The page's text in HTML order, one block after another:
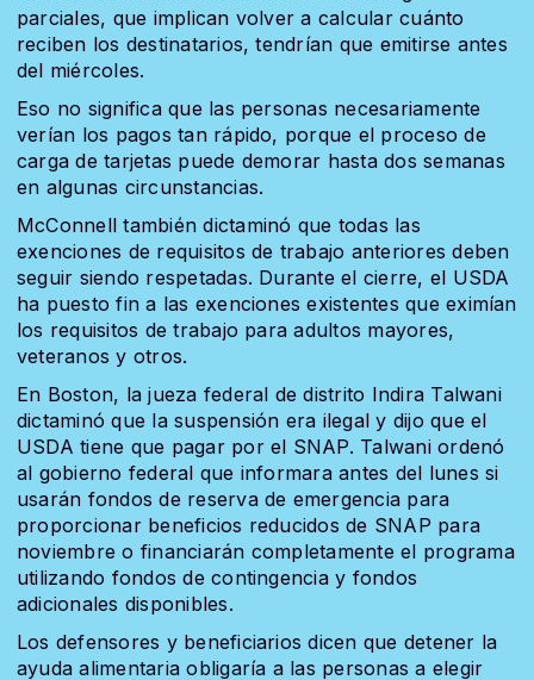
parciales, que implican volver a calcular cuánto
reciben los destinatarios, tendrían que emitirse antes
del miércoles.
Eso no significa que las personas necesariamente
verían los pagos tan rápido, porque el proceso de
carga de tarjetas puede demorar hasta dos semanas
en algunas circunstancias.
McConnell también dictaminó que todas las
exenciones de requisitos de trabajo anteriores deben
seguir siendo respetadas. Durante el cierre, el USDA
ha puesto fin a las exenciones existentes que eximían
los requisitos de trabajo para adultos mayores,
veteranos y otros.
En Boston, la jueza federal de distrito Indira Talwani
dictaminó que la suspensión era ilegal y dijo que el
USDA tiene que pagar por el SNAP. Talwani ordenó
al gobierno federal que informara antes del lunes si
usarán fondos de reserva de emergencia para
proporcionar beneficios reducidos de SNAP para
noviembre o financiarán completamente el programa
utilizando fondos de contingencia y fondos
adicionales disponibles.
Los defensores y beneficiarios dicen que detener la
ayuda alimentaria obligaría a las personas a elegir